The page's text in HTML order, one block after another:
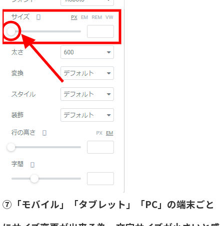
⑦「モバイル」「タブレット」「PC」の端末ごと